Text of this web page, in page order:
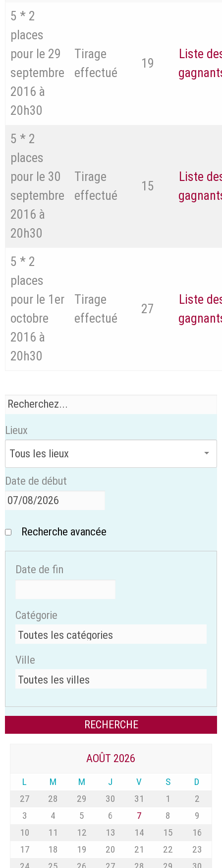
5 * 2
places
pour le 29
septembre
2016 à
20h30
Tirage
effectué
19
Liste
5 * 2
places
pour le 30
septembre
2016 à
20h30
Tirage
effectué
15
Liste
5 * 2
places
pour le 1er
octobre
2016 à
20h30
Tirage
effectué
27
Liste
Lieux
Date de début
Recherche avancée
Date de fin
Catégorie
Ville
AOÛT 2026
L M M J V S
D
27
28 29 30 31 1
2
3
4 5 6 7 8
9
10
11 12 13 14 15
16
17
18 19 20 21 22
23